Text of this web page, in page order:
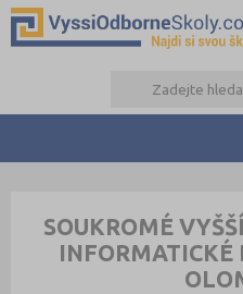
SOUKROMÉ
INFORMATICKÉ